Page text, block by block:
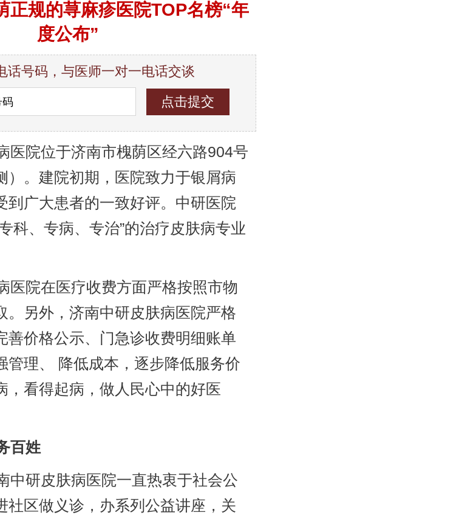
正规的荨麻疹医院TOP名榜“年
度公布”
话号码，与医师一对一电话交谈
院位于济南市槐荫区经六路904号
）。建院初期，医院致力于银屑病
到广大患者的一致好评。中研医院
科、专病、专治”的治疗皮肤病专业
院在医疗收费方面严格按照市物
。另外，济南中研皮肤病医院严格
善价格公示、门急诊收费明细账单
管理、 降低成本，逐步降低服务价
，看得起病，做人民心中的好医
百姓
研皮肤病医院一直热衷于社会公
社区做义诊，办系列公益讲座，关